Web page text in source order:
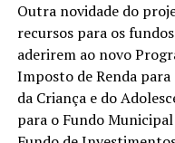
Outra novidade do
recursos para os
aderirem ao novo
Imposto de Renda
da Criança e do
para o Fundo